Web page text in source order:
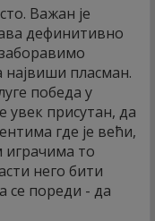
Важан је
дефинитивно
највиши пласман.
победа у
увек присутан, да
где је већи,
играчима то
него бити
се пореди - да